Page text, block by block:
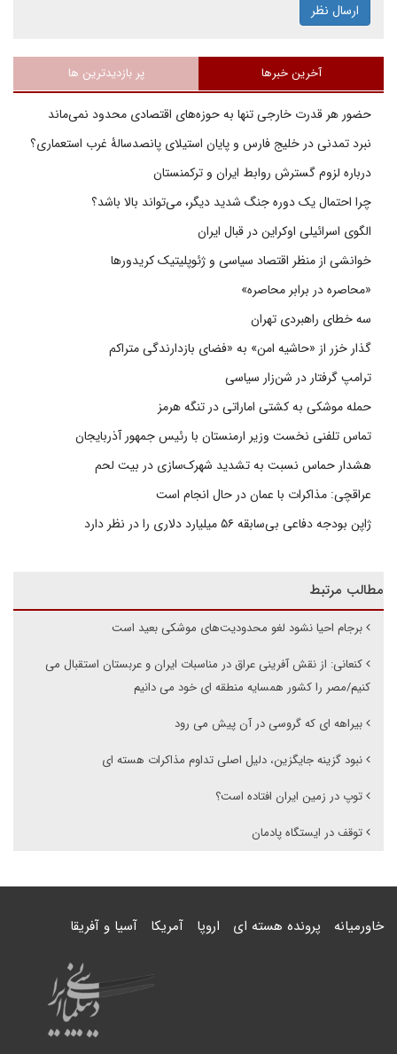
ارسال نظر
آخرین خبرها پر بازدیدترین ها
حضور هر قدرت خارجی تنها به حوزه‌های اقتصادی محدود نمی‌ماند
نبرد تمدنی در خلیج فارس و پایان استیلای پانصدسالۀ غرب استعماری؟
درباره لزوم گسترش روابط ایران و ترکمنستان
چرا احتمال یک دوره جنگ شدید دیگر، می‌تواند بالا باشد؟
الگوی اسرائیلی اوکراین در قبال ایران
خوانشی از منظر اقتصاد سیاسی و ژئوپلیتیک کریدورها
«محاصره در برابر محاصره»
سه خطای راهبردی تهران
گذار خزر از «حاشیه امن» به «فضای بازدارندگی متراکم
ترامپ گرفتار در شن‌زار سیاسی
حمله موشکی به کشتی اماراتی در تنگه هرمز
تماس تلفنی نخست وزیر ارمنستان با رئیس جمهور آذربایجان
هشدار حماس نسبت به تشدید شهرک‌سازی در بیت‌ لحم
عراقچی: مذاکرات با عمان در حال انجام است
ژاپن بودجه دفاعی بی‌سابقه ۵۶ میلیارد دلاری را در نظر دارد
مطالب مرتبط
برجام احیا نشود لغو محدودیت‌های موشکی بعید است
کنعانی: از نقش آفرینی عراق در مناسبات ایران و عربستان استقبال می
کنیم/مصر را کشور همسایه منطقه ای خود می دانیم
بیراهه ای که گروسی در آن پیش می رود
نبود گزینه جایگزین، دلیل اصلی تداوم مذاکرات هسته ای
توپ در زمین ایران افتاده است؟
توقف در ایستگاه پادمان
خاورمیانه پرونده هسته ای اروپا آمریکا آسیا و آفریقا